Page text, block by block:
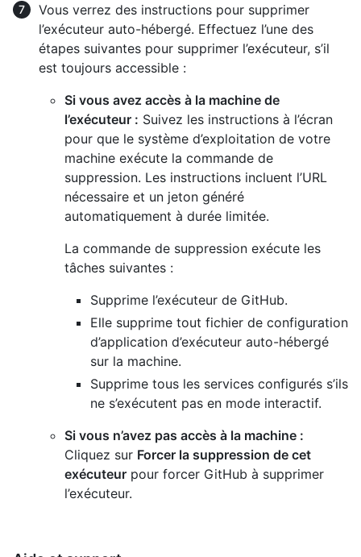
Vous verrez des instructions pour supprimer
l’exécuteur auto-hébergé. Effectuez l’une des
étapes suivantes pour supprimer l’exécuteur, s’il
est toujours accessible :
Si vous avez accès à la machine de
l’exécuteur : Suivez les instructions à l’écran
pour que le système d’exploitation de votre
machine exécute la commande de
suppression. Les instructions incluent l’URL
nécessaire et un jeton généré
automatiquement à durée limitée.
La commande de suppression exécute les
tâches suivantes :
Supprime l’exécuteur de GitHub.
Elle supprime tout fichier de configuration
d’application d’exécuteur auto-hébergé
sur la machine.
Supprime tous les services configurés s’ils
ne s’exécutent pas en mode interactif.
Si vous n’avez pas accès à la machine :
Cliquez sur Forcer la suppression de cet
exécuteur pour forcer GitHub à supprimer
l’exécuteur.